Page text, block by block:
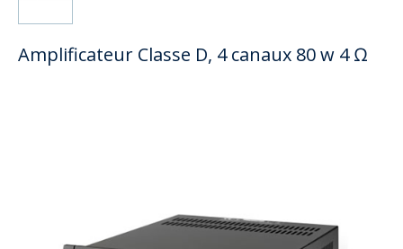
Amplificateur Classe D, 4 canaux 80 w 4 Ω